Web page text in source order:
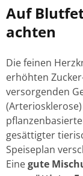
Auf
achten
Die feinen
erhöhten
versorgenden
gesättigter
Speiseplan
Einegute